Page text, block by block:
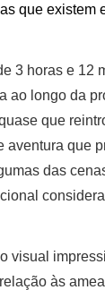
que existem
3 horas e 12
ao longo da
que
aventura que
das
visual
às